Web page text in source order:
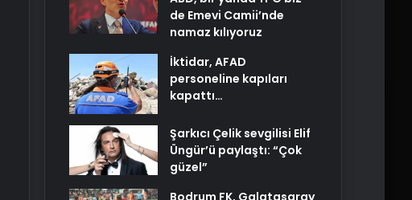
de Emevi Camii’nde
namaz kılıyoruz
İktidar, AFAD
personeline kapıları
kapattı…
Şarkıcı Çelik sevgilisi Elif
Üngür’ü paylaştı: “Çok
güzel”
Bodrum FK, Galatasaray